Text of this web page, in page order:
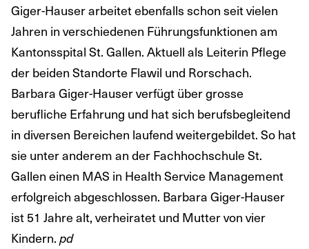
Giger-Hauser arbeitet ebenfalls schon seit vielen
Jahren in verschiedenen Führungsfunktionen am
Kantonsspital St. Gallen. Aktuell als Leiterin Pflege
der beiden Standorte Flawil und Rorschach.
Barbara Giger-Hauser verfügt über grosse
berufliche Erfahrung und hat sich berufsbegleitend
in diversen Bereichen laufend weitergebildet. So hat
sie unter anderem an der Fachhochschule St.
Gallen einen MAS in Health Service Management
erfolgreich abgeschlossen. Barbara Giger-Hauser
ist 51 Jahre alt, verheiratet und Mutter von vier
Kindern. pd